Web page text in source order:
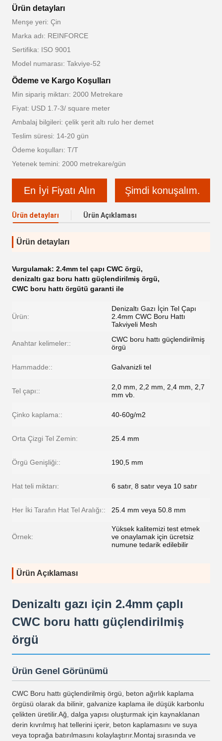
Ürün detayları
Menşe yeri: Çin
Marka adı: REINFORCE
Sertifika: ISO 9001
Model numarası: Takviye-52
Ödeme ve Kargo Koşulları
Min sipariş miktarı: 2000 Metrekare
Fiyat: USD 1.7-3/ square meter
Ambalaj bilgileri: çelik şerit altı rulo her demet
Teslim süresi: 14-20 gün
Ödeme koşulları: T/T
Yetenek temini: 2000 metrekare/gün
En İyi Fiyatı Alın Şimdi konuşalım.
Ürün detayları Ürün Açıklaması
Ürün detayları
Vurgulamak: 2.4mm tel çapı CWC örgü,
denizaltı gaz boru hattı güçlendirilmiş örgü,
CWC boru hattı örgütü garanti ile
Ürün:
Denizaltı Gazı İçin Tel Çapı
2.4mm CWC Boru Hattı
Takviyeli Mesh
Anahtar kelimeler::
CWC boru hattı güçlendirilmiş
örgü
Hammadde:: Galvanizli tel
Tel çapı::
2,0 mm, 2,2 mm, 2,4 mm, 2,7
mm vb.
Çinko kaplama:: 40-60g/m2
Orta Çizgi Tel Zemin: 25.4 mm
Örgü Genişliği:: 190,5 mm
Hat teli miktarı: 6 satır, 8 satır veya 10 satır
Her İki Tarafın Hat Tel Aralığı:: 25.4 mm veya 50.8 mm
Örnek:
Yüksek kalitemizi test etmek
ve onaylamak için ücretsiz
numune tedarik edilebilir
Ürün Açıklaması
Denizaltı gazı için 2.4mm çaplı
CWC boru hattı güçlendirilmiş
örgü
Ürün Genel Görünümü
CWC Boru hattı güçlendirilmiş örgü, beton ağırlık kaplama
örgüsü olarak da bilinir, galvanize kaplama ile düşük karbonlu
çelikten üretilir.Ağ, dalga yapısı oluşturmak için kaynaklanan
derin kıvrılmış hat tellerini içerir, beton kaplamasını ve suya
veya toprağa batırılmasını kolaylaştırır.Montaj sırasında ve